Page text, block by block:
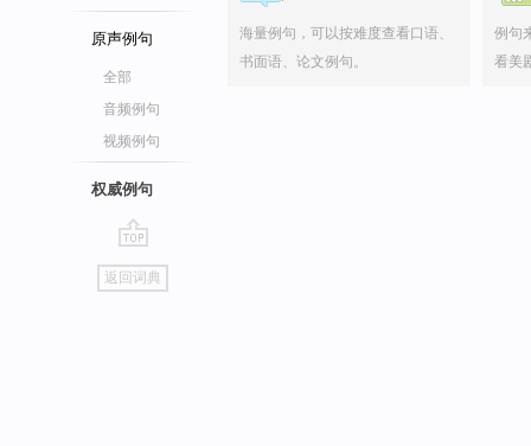
原声例句
全部
音频例句
视频例句
权威例句
go
top
返回词典
海量例句，可以按难度查看口语、
书面语、论文例句。
例句
看美